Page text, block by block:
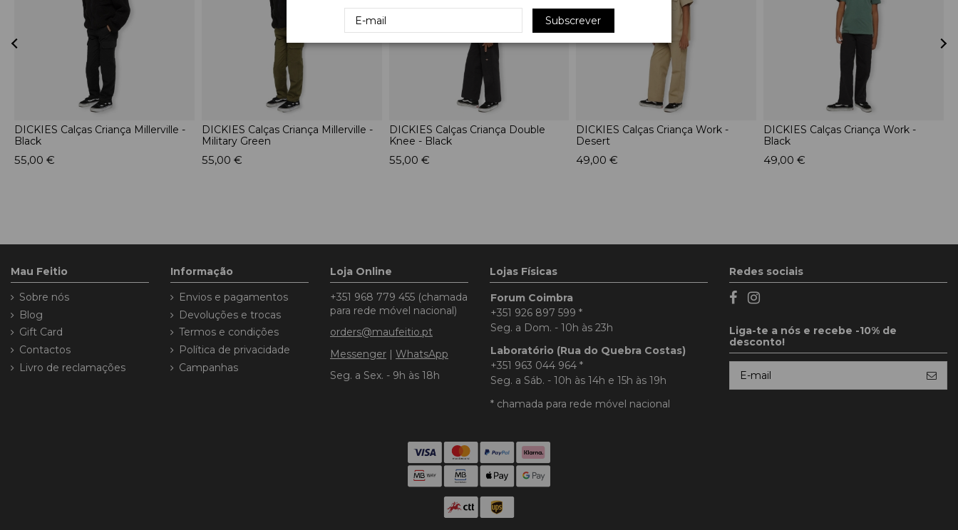
DICKIES Calças Criança Millerville -
Black
55,00 €
DICKIES Calças Criança Millerville -
Military Green
55,00 €
DICKIES Calças Criança Double
Knee - Black
55,00 €
DICKIES Calças Criança Work -
Desert
49,00 €
DICKIES Calças Criança Work -
Black
49,00 €
Mau Feitio
Sobre nós
Blog
Gift Card
Contactos
Livro de reclamações
Informação
Envios e pagamentos
Devoluções e trocas
Termos e condições
Política de privacidade
Campanhas
Loja Online
+351 968 779 455 (chamada
para rede móvel nacional)
orders@maufeitio.pt
Messenger | WhatsApp
Seg. a Sex. - 9h às 18h
Lojas Físicas
Forum Coimbra
+351 926 897 599 *
Seg. a Dom. - 10h às 23h
Laboratório (Rua do Quebra Costas)
+351 963 044 964 *
Seg. a Sáb. - 10h às 14h e 15h às 19h
* chamada para rede móvel nacional
Redes sociais
Liga-te a nós e recebe -10% de
desconto!
Subscrever